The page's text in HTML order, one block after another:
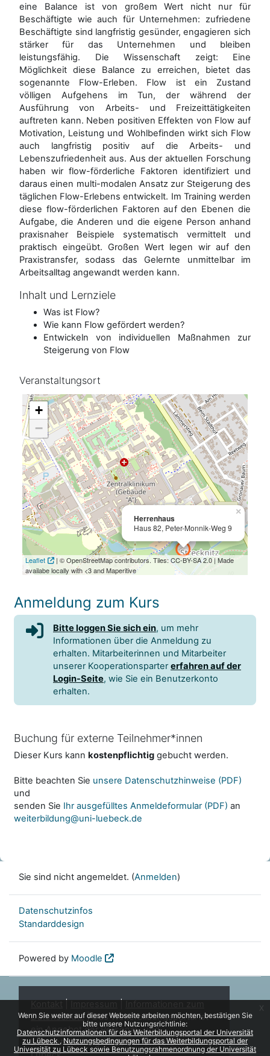
Wenn Sie weiter auf dieser Webseite arbeiten möchten, bestätigen Sie
bitte unsere Nutzungsrichtlinie:
Datenschutzinformationen für das Weiterbildungsportal der Universität
zu Lübeck
Nutzungsbedingungen für das Weiterbildungsportal der
Universität zu Lübeck sowie Benutzungsrahmenordnung der Universität
x
eine Balance ist von großem Wert nicht nur für
Beschäftigte wie auch für Unternehmen: zufriedene
Beschäftigte sind langfristig gesünder, engagieren sich
stärker für das Unternehmen und bleiben
leistungsfähig. Die Wissenschaft zeigt: Eine
Möglichkeit diese Balance zu erreichen, bietet das
sogenannte Flow-Erleben. Flow ist ein Zustand
völligen Aufgehens im Tun, der während der
Ausführung von Arbeits- und Freizeittätigkeiten
auftreten kann. Neben positiven Effekten von Flow auf
Motivation, Leistung und Wohlbefinden wirkt sich Flow
auch langfristig positiv auf die Arbeits- und
Lebenszufriedenheit aus. Aus der aktuellen Forschung
haben wir flow-förderliche Faktoren identifiziert und
daraus einen multi-modalen Ansatz zur Steigerung des
täglichen Flow-Erlebens entwickelt. Im Training werden
diese flow-förderlichen Faktoren auf den Ebenen die
Aufgabe, die Anderen und die eigene Person anhand
praxisnaher Beispiele systematisch vermittelt und
praktisch eingeübt. Großen Wert legen wir auf den
Praxistransfer, sodass das Gelernte unmittelbar im
Arbeitsalltag angewandt werden kann.
Inhalt und Lernziele
Was ist Flow?
Wie kann Flow gefördert werden?
Entwickeln von individuellen Maßnahmen zur
Steigerung von Flow
Veranstaltungsort
Herrenhaus
Haus 82, Peter-Monnik-Weg 9
×
+
−
Leaflet
| © OpenStreetMap contributors. Tiles: CC-BY-SA 2.0 | Made
availabe locally with <3 and Maperitive
Anmeldung zum Kurs
Bitte loggen Sie sich ein, um mehr
Informationen über die Anmeldung zu
erhalten. Mitarbeiterinnen und Mitarbeiter
unserer Kooperationsparter erfahren auf der
Login-Seite, wie Sie ein Benutzerkonto
erhalten.
Buchung für externe Teilnehmer*innen
Dieser Kurs kann kostenpflichtig gebucht werden.
Bitte beachten Sie unsere Datenschutzhinweise (PDF)
und
senden Sie Ihr ausgefülltes Anmeldeformular (PDF) an
weiterbildung@uni-luebeck.de
Sie sind nicht angemeldet. (Anmelden)
Datenschutzinfos
Standarddesign
Powered by Moodle
Datenschutz| Das Weiterbildungsportal ist
ein Angebot der Personal- und
Lehrentwicklung (PLE) der Universität zu